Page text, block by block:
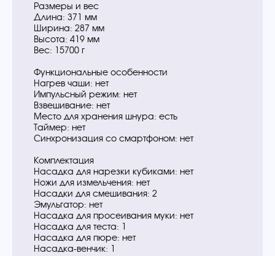
Размеры и вес
Длина: 371 мм
Ширина: 287 мм
Высота: 419 мм
Вес: 15700 г
Функциональные особенности
Нагрев чаши: нет
Импульсный режим: нет
Взвешивание: нет
Место для хранения шнура: есть
Таймер: нет
Синхронизация со смартфоном: нет
Комплектация
Насадка для нарезки кубиками: нет
Ножи для измельчения: нет
Насадки для смешивания: 2
Эмульгатор: нет
Насадка для просеивания муки: нет
Насадка для теста: 1
Насадка для пюре: нет
Насадка-венчик: 1